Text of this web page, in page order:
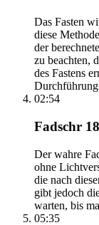
Das Fasten
diese
der
zu beachten,
des Fastens
Durchführung
02:54
Fadschr
Der wahre
ohne
die nach
gibt jedoch
warten, bis
05:35